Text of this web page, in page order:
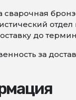
до
за